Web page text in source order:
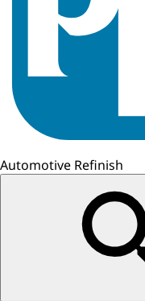
Automotive Refinish